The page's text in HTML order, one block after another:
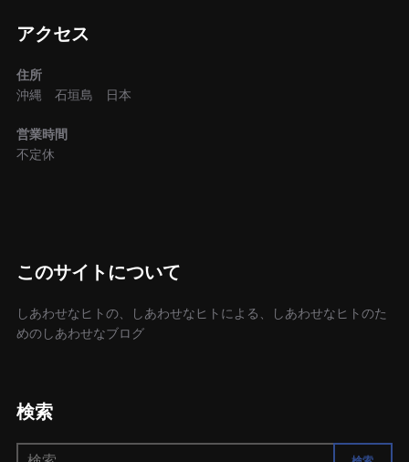
ー
ョ
ン
アクセス
住所
沖縄 石垣島 日本
営業時間
不定休
このサイトについて
しあわせなヒトの、しあわせなヒトによる、しあわせなヒトのた
めのしあわせなブログ
検索